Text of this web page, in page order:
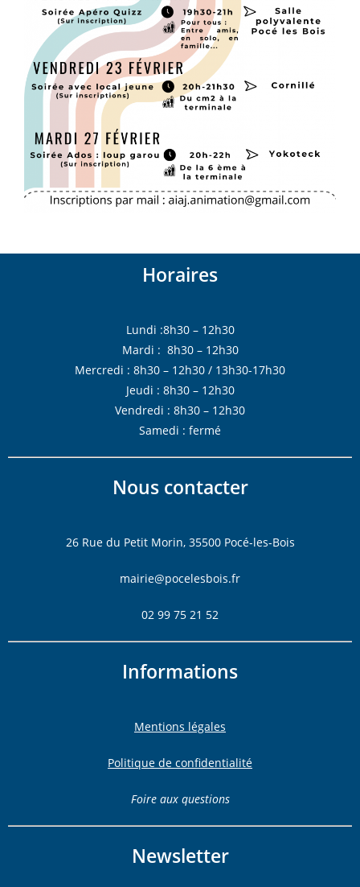
Horaires
Lundi :8h30 – 12h30
Mardi : 8h30 – 12h30
Mercredi : 8h30 – 12h30 / 13h30-17h30
Jeudi : 8h30 – 12h30
Vendredi : 8h30 – 12h30
Samedi : fermé
Nous contacter
26 Rue du Petit Morin, 35500 Pocé-les-Bois
mairie@pocelesbois.fr
02 99 75 21 52
Informations
Mentions légales
Politique de confidentialité
Foire aux questions
Newsletter